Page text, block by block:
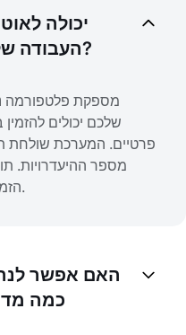
העבודה של סטודיו הפילאטיס שלי?
שלכם יכולים
פרטיים. המערכת שולחת
מספר ההיעדרויות.
הזמנים ומידע הלקוחות במקום אחד.
האם אפשר
כמה